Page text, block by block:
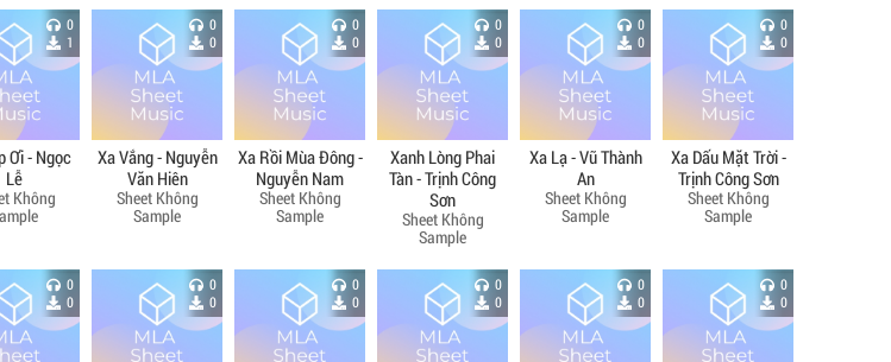
0
1
Ơi - Ngọc
Lễ
Không
0
0
Xa Vắng - Nguyễn
Văn Hiên
Sheet Không
Sample
0
0
Xa Rồi Mùa Đông -
Nguyễn Nam
Sheet Không
Sample
0
0
Xanh Lòng Phai
Tàn - Trịnh Công
Sơn
Sheet Không
Sample
0
0
Xa Lạ - Vũ Thành
An
Sheet Không
Sample
0
0
Xa Dấu Mặt Trời -
Trịnh Công Sơn
Sheet Không
Sample
0
0
0
0
0
0
0
0
0
0
0
0